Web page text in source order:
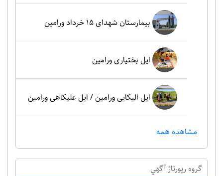
بیمارستان شهدای 15 خرداد ورامین
ایل بختیاری ورامین
ایل الیکایی ورامین / ایل علیکاهی ورامین
مشاهده همه
گروه رپورتاژ آگهي